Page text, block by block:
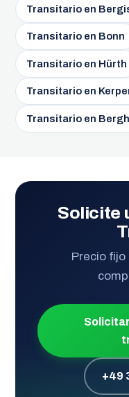
Transitario en
Transitario en Bonn
Transitario en Hürth
Transitario en
Transitario en
Solicite
Precio
+49